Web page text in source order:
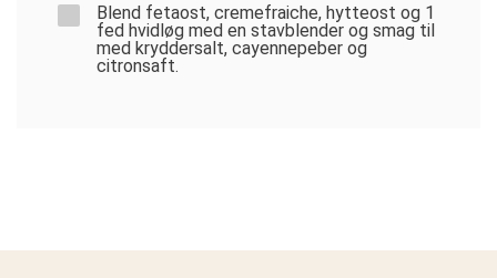
Blend fetaost, cremefraiche, hytteost og 1
fed hvidløg med en stavblender og smag til
med kryddersalt, cayennepeber og
citronsaft.